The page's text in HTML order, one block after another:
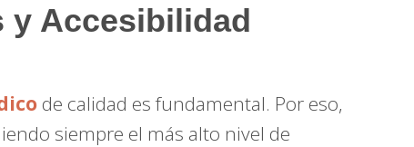
y Accesibilidad
de calidad es fundamental. Por eso,
siempre el más alto nivel de